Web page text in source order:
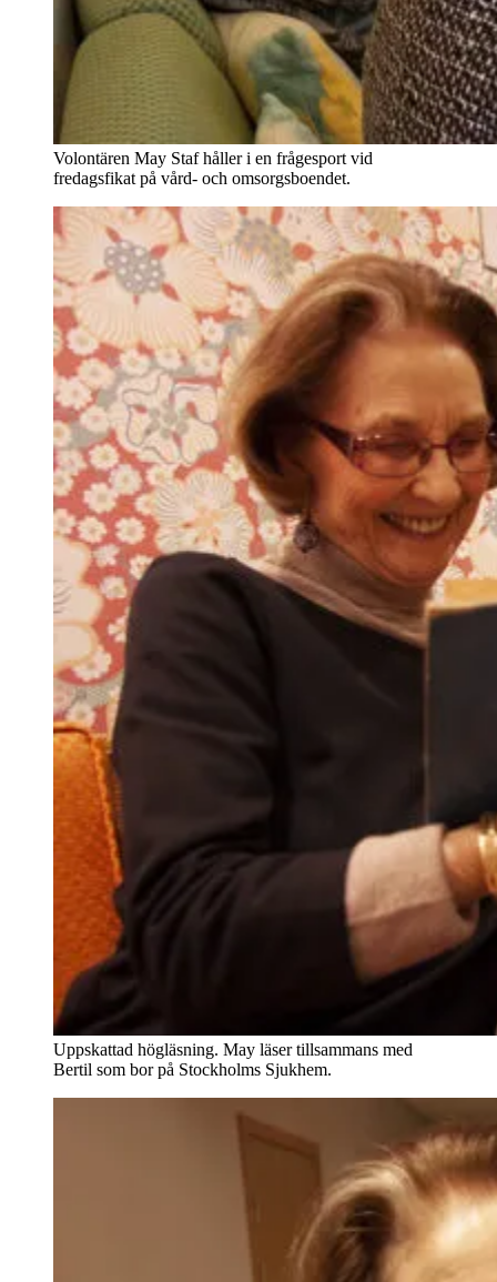
Volontären May Staf håller i en frågesport vid
fredagsfikat på vård- och omsorgsboendet.
Uppskattad högläsning. May läser tillsammans med
Bertil som bor på Stockholms Sjukhem.